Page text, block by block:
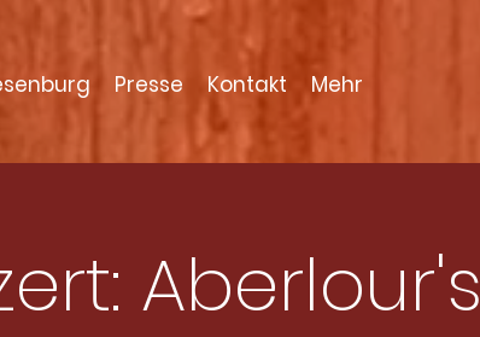
Presse Kontakt Mehr
Aberlour's